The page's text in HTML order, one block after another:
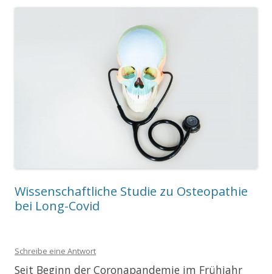
Wissenschaftliche Studie zu Osteopathie
bei Long-Covid
Schreibe eine Antwort
Seit Beginn der Coronapandemie im Frühjahr